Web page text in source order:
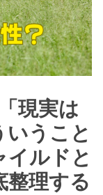
現実は
うこと
ルドと
整理する